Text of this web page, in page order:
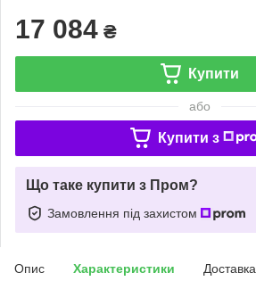
17 084 ₴
Купити
або
Купити з
Що таке купити з Пром?
Замовлення під захистом
Опис Характеристики Доставка